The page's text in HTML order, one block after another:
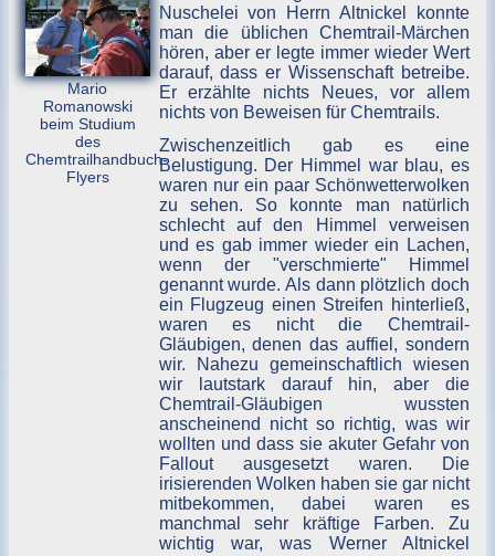
Mario
Romanowski
beim Studium
des
Chemtrailhandbuch-
Flyers
Nuschelei von Herrn Altnickel konnte
man die üblichen Chemtrail-Märchen
hören, aber er legte immer wieder Wert
darauf, dass er Wissenschaft betreibe.
Er erzählte nichts Neues, vor allem
nichts von Beweisen für Chemtrails.
Zwischenzeitlich gab es eine
Belustigung. Der Himmel war blau, es
waren nur ein paar Schönwetterwolken
zu sehen. So konnte man natürlich
schlecht auf den Himmel verweisen
und es gab immer wieder ein Lachen,
wenn der "verschmierte" Himmel
genannt wurde. Als dann plötzlich doch
ein Flugzeug einen Streifen hinterließ,
waren es nicht die Chemtrail-
Gläubigen, denen das auffiel, sondern
wir. Nahezu gemeinschaftlich wiesen
wir lautstark darauf hin, aber die
Chemtrail-Gläubigen wussten
anscheinend nicht so richtig, was wir
wollten und dass sie akuter Gefahr von
Fallout ausgesetzt waren. Die
irisierenden Wolken haben sie gar nicht
mitbekommen, dabei waren es
manchmal sehr kräftige Farben. Zu
wichtig war, was Werner Altnickel